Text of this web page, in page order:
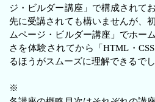
ジ・ビルダー講座」で構成されて
先に受講されても構いませんが、
ムページ・ビルダー講座」でホー
さを体験されてから「HTML・
るほうがスムーズに理解できるでし
※